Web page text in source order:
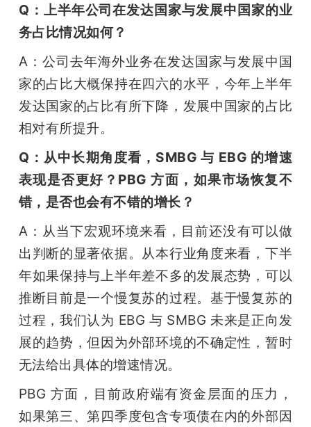
Q：上半年公司在发达国家与发展中国家的业
务占比情况如何？
A：公司去年海外业务在发达国家与发展中国
家的占比大概保持在四六的水平，今年上半年
发达国家的占比有所下降，发展中国家的占比
相对有所提升。
Q：从中长期角度看，SMBG 与 EBG 的增速
表现是否更好？PBG 方面，如果市场恢复不
错，是否也会有不错的增长？
A：从当下宏观环境来看，目前还没有可以做
出判断的显著依据。从本行业角度来看，下半
年如果保持与上半年差不多的发展态势，可以
推断目前是一个慢复苏的过程。基于慢复苏的
过程，我们认为 EBG 与 SMBG 未来是正向发
展的趋势，但因为外部环境的不确定性，暂时
无法给出具体的增速情况。
PBG 方面，目前政府端有资金层面的压力，
如果第三、第四季度包含专项债在内的外部因